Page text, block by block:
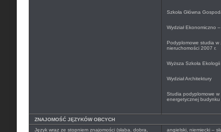
Szkoła Główna
Wydział Ekonomiczno
Podyplomowe studia w
nieruchomości 2007 r.
Wyższa Szkoła
Wydział Architektury
Studia podyplomowe w
energetycznej budynku
ZNAJOMOŚĆ JĘZYKÓW OBCYCH
Język wraz ze stopniem znajomości (słaba, dobra,
angielski, niemiecki –